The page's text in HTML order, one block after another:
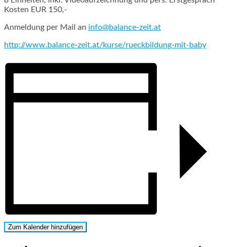
Kosten EUR 150,-
Anmeldung per Mail an info@balance-zeit.at
http://www.balance-zeit.at/kurse/rueckbildung-mit-baby
Zum Kalender hinzufügen